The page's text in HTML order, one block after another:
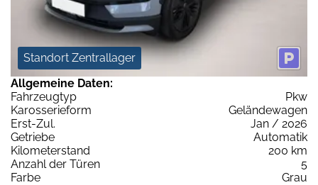
Standort Zentrallager
Allgemeine Daten:
Fahrzeugtyp
Pkw
Karosserieform
Geländewagen
Erst-Zul.
Jan / 2026
Getriebe
Automatik
Kilometerstand
200 km
Anzahl der Türen
5
Farbe
Grau